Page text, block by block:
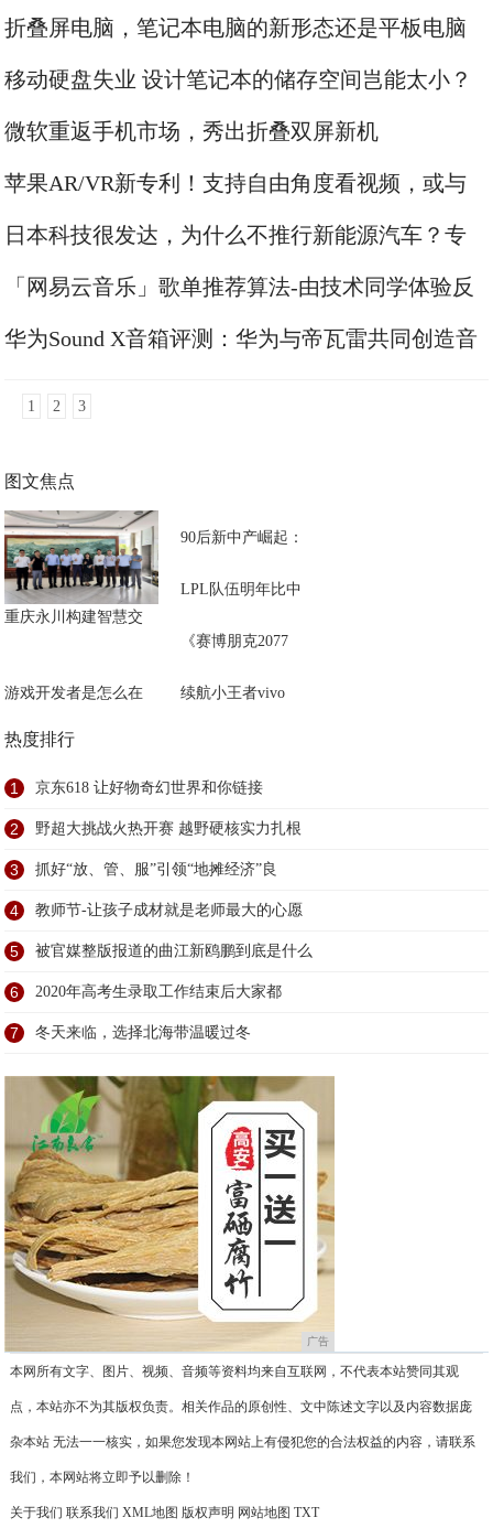
的手机才是高端手机
折叠屏电脑，笔记本电脑的新形态还是平板电脑
的新发展？
移动硬盘失业 设计笔记本的储存空间岂能太小？
微软重返手机市场，秀出折叠双屏新机
苹果AR/VR新专利！支持自由角度看视频，或与
最新的AR设备结合
日本科技很发达，为什么不推行新能源汽车？专
家是这么说的
「网易云音乐」歌单推荐算法-由技术同学体验反
推
华为Sound X音箱评测：华为与帝瓦雷共同创造音
1 2 3
图文焦点
重庆永川构建智慧交
90后新中产崛起：
LPL队伍明年比中
《赛博朋克2077
游戏开发者是怎么在 续航小王者vivo
热度排行
1 京东618 让好物奇幻世界和你链接
2 野超大挑战火热开赛 越野硬核实力扎根
3 抓好“放、管、服”引领“地摊经济”良
4 教师节-让孩子成材就是老师最大的心愿
5 被官媒整版报道的曲江新鸥鹏到底是什么
6 2020年高考生录取工作结束后大家都
7 冬天来临，选择北海带温暖过冬
广告
本网所有文字、图片、视频、音频等资料均来自互联网，不代表本站赞同其观
点，本站亦不为其版权负责。相关作品的原创性、文中陈述文字以及内容数据庞
杂本站 无法一一核实，如果您发现本网站上有侵犯您的合法权益的内容，请联系
我们，本网站将立即予以删除！
关于我们 联系我们 XML地图 版权声明 网站地图 TXT